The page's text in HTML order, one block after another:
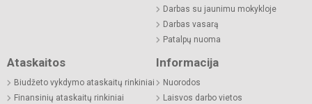
Darbas su jaunimu mokykloje
Darbas vasarą
Patalpų nuoma
Ataskaitos
Biudžeto vykdymo ataskaitų rinkiniai
Finansinių ataskaitų rinkiniai
Informacija
Nuorodos
Laisvos darbo vietos